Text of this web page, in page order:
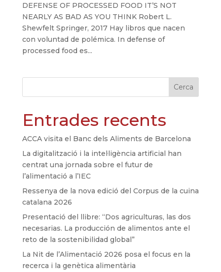
DEFENSE OF PROCESSED FOOD IT’S NOT
NEARLY AS BAD AS YOU THINK Robert L.
Shewfelt Springer, 2017 Hay libros que nacen
con voluntad de polémica. In defense of
processed food es...
Cerca
Entrades recents
ACCA visita el Banc dels Aliments de Barcelona
La digitalització i la intel·ligència artificial han
centrat una jornada sobre el futur de
l’alimentació a l’IEC
Ressenya de la nova edició del Corpus de la cuina
catalana 2026
Presentació del llibre: “Dos agriculturas, las dos
necesarias. La producción de alimentos ante el
reto de la sostenibilidad global”
La Nit de l’Alimentació 2026 posa el focus en la
recerca i la genètica alimentària